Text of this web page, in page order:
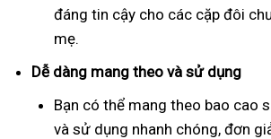
đáng tin cậy cho các cặp đôi
mẹ.
Dễ dàng mang theo và sử dụng
Bạn có thể mang theo bao cao
và sử dụng nhanh chóng, đơn